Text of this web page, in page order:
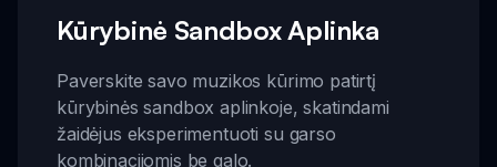
Kūrybinė Sandbox Aplinka
Paverskite savo muzikos kūrimo patirtį
kūrybinės sandbox aplinkoje, skatindami
žaidėjus eksperimentuoti su garso
kombinacijomis be galo.